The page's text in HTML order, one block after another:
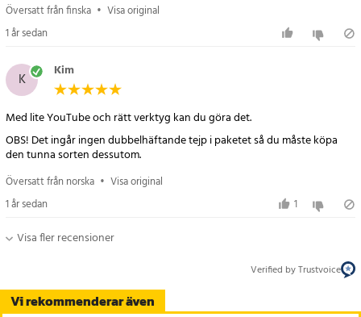
Vi rekommenderar även
Översatt från finska • Visa original
1 år sedan
K Kim
Med lite YouTube och rätt verktyg kan du göra det.
OBS! Det ingår ingen dubbelhäftande tejp i paketet så du måste köpa
den tunna sorten dessutom.
Översatt från norska • Visa original
1 år sedan
1
Visa fler recensioner
Verified by Trustvoice